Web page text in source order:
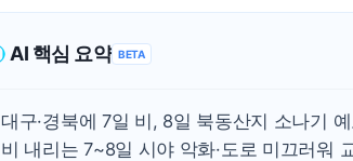
AI 핵심 요약 BETA
대구·경북에 7일 비, 8일 북동산지 소나기
비 내리는 7~8일 시야 악화·도로 미끄러워